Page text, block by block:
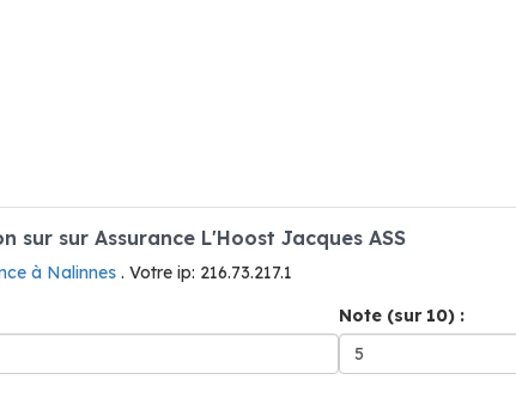
sur Assurance L'Hoost Jacques ASS
à Nalinnes . Votre ip: 216.73.217.1
Note (sur 10) :